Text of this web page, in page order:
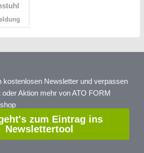
kostenlosen Newsletter und verpassen
Aktion mehr von ATO FORM
zum Eintrag ins
Newslettertool